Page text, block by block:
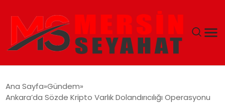
Ana Sayfa Gündem
Ankara’da Sözde Kripto Varlık Dolandırıcılığı Operasyonu